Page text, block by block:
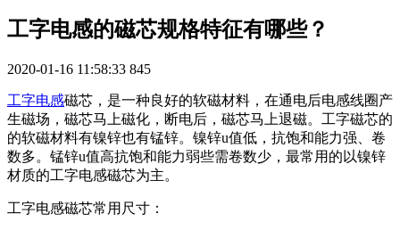
工字电感的磁芯规格特征有哪些？
2020-01-16 11:58:33 845
工字电感磁芯，是一种良好的软磁材料，在通电后电感线圈产
生磁场，磁芯马上磁化，断电后，磁芯马上退磁。工字磁芯的
的软磁材料有镍锌也有锰锌。镍锌u值低，抗饱和能力强、卷
数多。锰锌u值高抗饱和能力弱些需卷数少，最常用的以镍锌
材质的工字电感磁芯为主。
工字电感磁芯常用尺寸：